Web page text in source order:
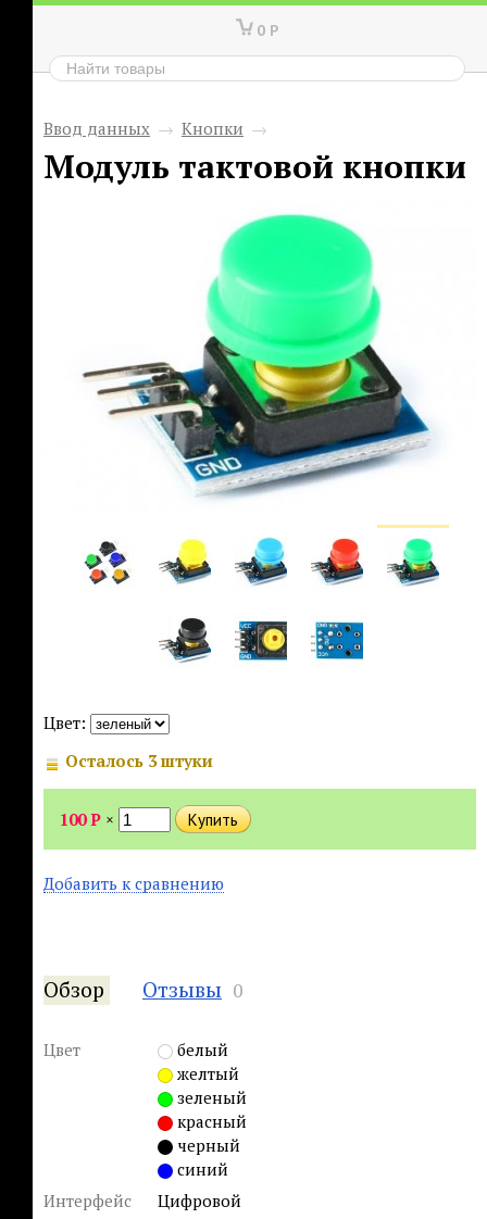
0 Р
Ввод данных → Кнопки →
Модуль тактовой кнопки
Цвет:
Осталось 3 штуки
100Р ×
Добавить к сравнению
Обзор Отзывы 0
Цвет
белый
желтый
зеленый
красный
черный
синий
Интерфейс
Цифровой